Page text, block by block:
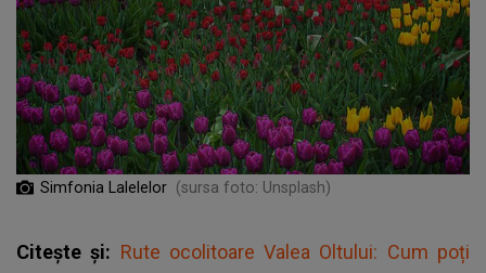
Simfonia Lalelelor (sursa foto: Unsplash)
Citește și: Rute ocolitoare Valea Oltului: Cum poți